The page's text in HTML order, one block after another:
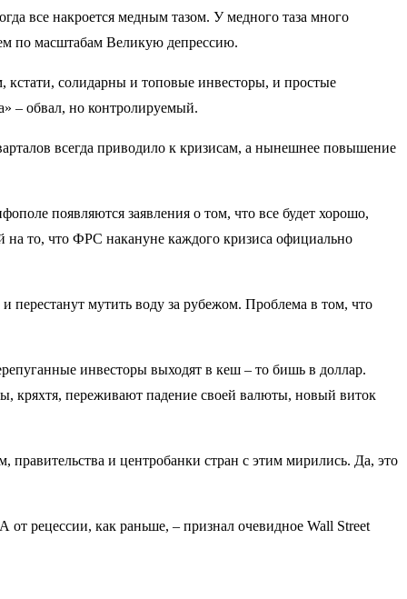
все накроется медным тазом. У медного таза много
по масштабам Великую депрессию.
кстати, солидарны и топовые инвесторы, и простые
– обвал, но контролируемый.
всегда приводило к кризисам, а нынешнее повышение
появляются заявления о том, что все будет хорошо,
то, что ФРС накануне каждого кризиса официально
перестанут мутить воду за рубежом. Проблема в том, что
инвесторы выходят в кеш – то бишь в доллар.
кряхтя, переживают падение своей валюты, новый виток
и центробанки стран с этим мирились. Да, это
рецессии, как раньше, – признал очевидное Wall Street